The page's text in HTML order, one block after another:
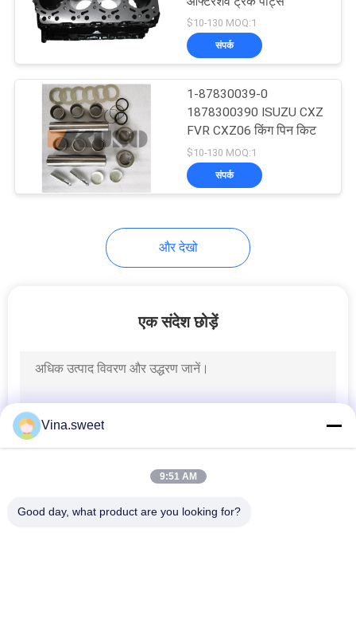
इसुज़ु बॉडी पार्ट्स
इसुजु एनपीआर पार्ट्स
इसुजु फॉरवर्ड पार्ट्स
$10-130 MOQ:1
संपर्क
1-87830039-0
1878300390 ISUZU CXZ
FVR CXZ06 किंग पिन किट
$10-130 MOQ:1
संपर्क
और देखो
एक संदेश छोड़ें
Vina.sweet
9:51 AM
Good day, what product are you looking for?